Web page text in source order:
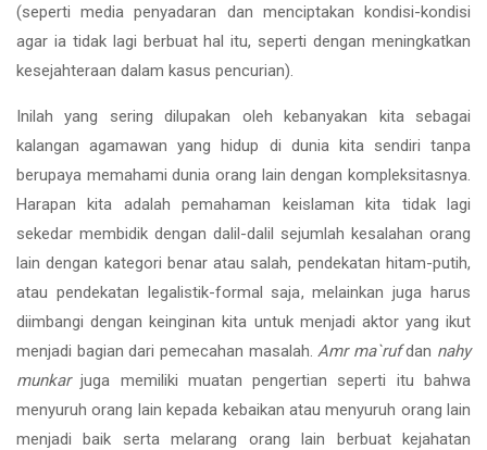
(seperti media penyadaran dan menciptakan kondisi-kondisi
agar ia tidak lagi berbuat hal itu, seperti dengan meningkatkan
kesejahteraan dalam kasus pencurian).
Inilah yang sering dilupakan oleh kebanyakan kita sebagai
kalangan agamawan yang hidup di dunia kita sendiri tanpa
berupaya memahami dunia orang lain dengan kompleksitasnya.
Harapan kita adalah pemahaman keislaman kita tidak lagi
sekedar membidik dengan dalil-dalil sejumlah kesalahan orang
lain dengan kategori benar atau salah, pendekatan hitam-putih,
atau pendekatan legalistik-formal saja, melainkan juga harus
diimbangi dengan keinginan kita untuk menjadi aktor yang ikut
menjadi bagian dari pemecahan masalah.Amr ma`rufdan nahy
munkarjuga memiliki muatan pengertian seperti itu bahwa
menyuruh orang lain kepada kebaikan atau menyuruh orang lain
menjadi baik serta melarang orang lain berbuat kejahatan